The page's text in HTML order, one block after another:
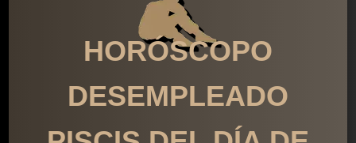
HORÓSCOPO
DESEMPLEADO